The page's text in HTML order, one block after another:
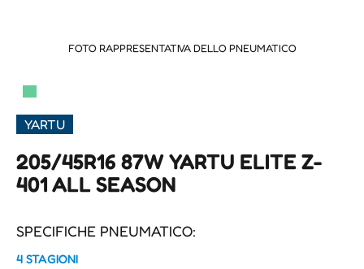
FOTO RAPPRESENTATIVA DELLO PNEUMATICO
▀
YARTU
205/45R16 87W YARTU ELITE Z-
401 ALL SEASON
SPECIFICHE PNEUMATICO:
4 STAGIONI